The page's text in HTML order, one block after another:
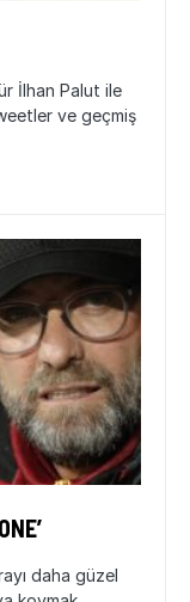
İlhan Palut ile
ve geçmiş
daha güzel